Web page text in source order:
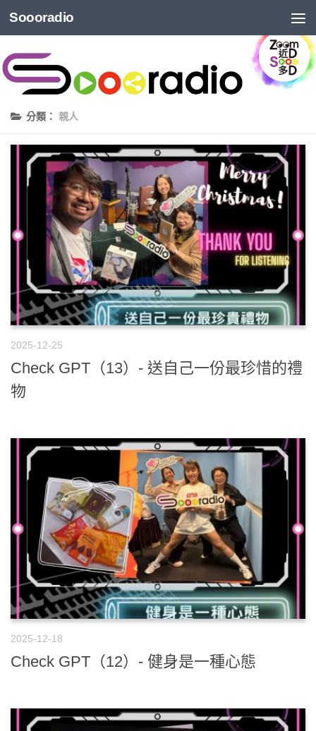
Soooradio
分類： 親人
2025-12-25
Check GPT（13）- 送自己一份最珍惜的禮
物
2025-12-18
Check GPT（12）- 健身是一種心態